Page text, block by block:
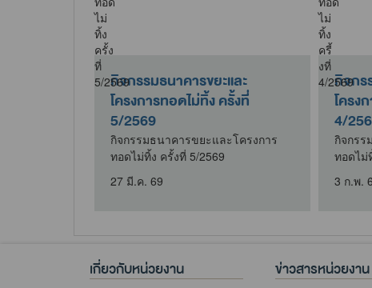
กิจกรรมธนาคารขยะและ
โครงการทอดไม่ทิ้ง ครั้งที่
5/2569
กิจกรรมธนาคารขยะและโครงการ
ทอดไม่ทิ้ง ครั้งที่ 5/2569
27 มี.ค. 69
กิจกร
โครง
4/
กิจกรร
ทอดไม่
3 ก.พ.
เกี่ยวกับหน่วยงาน ข่าวสารหน่วยงาน